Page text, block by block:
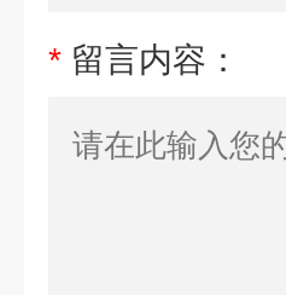
* 留言内容：